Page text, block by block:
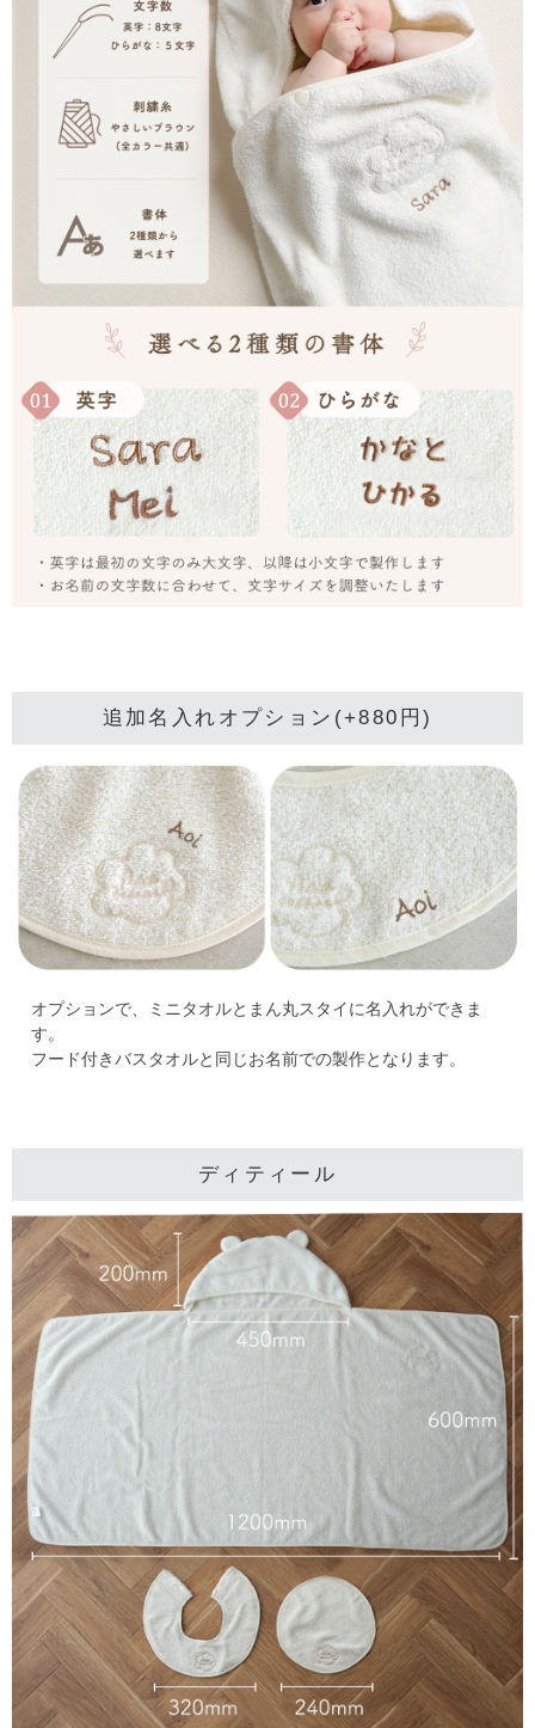
追加名入れオプション(+880円)
オプションで、ミニタオルとまん丸スタイに名入れができま
す。
フード付きバスタオルと同じお名前での製作となります。
ディティール